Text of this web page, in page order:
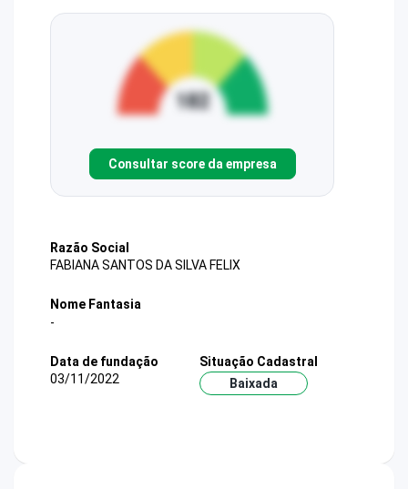
Consultar score da empresa
Razão Social
FABIANA SANTOS DA SILVA FELIX
Nome Fantasia
-
Data de fundação
03/11/2022
Situação Cadastral
Baixada